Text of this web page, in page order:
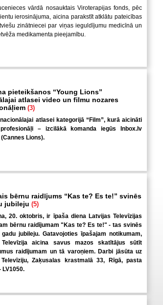
vārdā nosauktais Viroterapijas fonds, pēc
ierosinājuma, aicina parakstīt atklātu pateicības
zinātniecei par viņas ieguldījumu medicīnā un
medikamenta pieejamību.
pieteikšanos “Young Lions”
atlasei video un filmu nozares
(3)
atlasei kategorijā “Film”, kurā aicināti
– izcilākā komanda iegūs Inbox.lv
Lions).
bērnu raidījums “Kas te? Es te!” svinēs
jubileju (5)
20. oktobris, ir īpaša diena Latvijas Televīzijas
bērnu raidījumam "Kas te? Es te!" - tas svinēs
jubileju. Gatavojoties īpašajam notikumam,
Televīzija aicina savus mazos skatītājus sūtīt
raidījumam un tā varoņiem. Darbi jāsūta uz
Zaķusalas krastmalā 33, Rīgā, pasta
LV1050.